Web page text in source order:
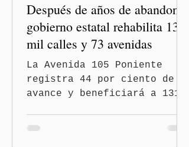
Después de años de abandono,
gobierno estatal rehabilita 13
mil calles y 73 avenidas
La Avenida 105 Poniente
registra 44 por ciento de
avance y beneficiará a 131